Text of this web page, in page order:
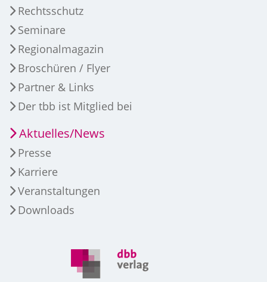
Rechtsschutz
Seminare
Regionalmagazin
Broschüren / Flyer
Partner & Links
Der tbb ist Mitglied bei
Aktuelles/News
Presse
Karriere
Veranstaltungen
Downloads